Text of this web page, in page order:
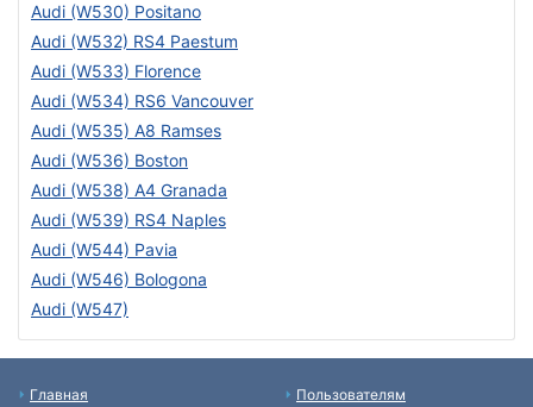
Audi (W530) Positano
Audi (W532) RS4 Paestum
Audi (W533) Florence
Audi (W534) RS6 Vancouver
Audi (W535) A8 Ramses
Audi (W536) Boston
Audi (W538) A4 Granada
Audi (W539) RS4 Naples
Audi (W544) Pavia
Audi (W546) Bologona
Audi (W547)
Главная
Пользователям